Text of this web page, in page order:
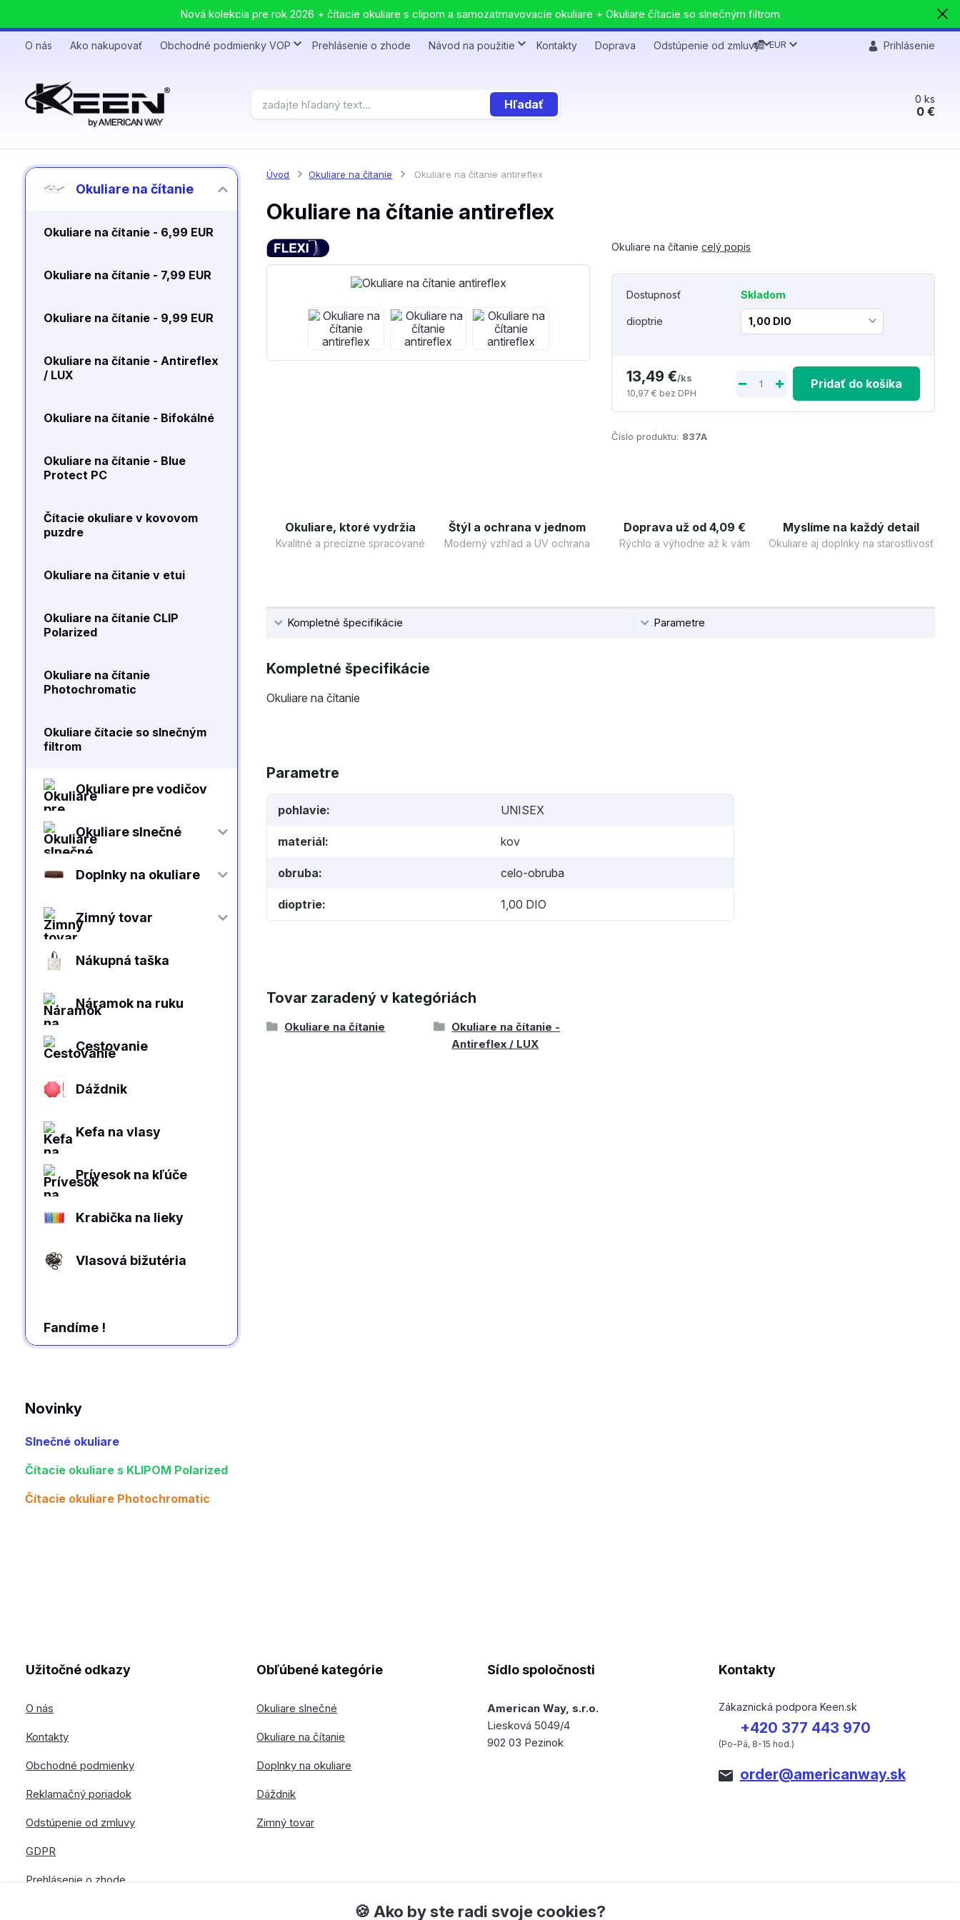
Nová kolekcia pre rok 2026 + čítacie okuliare s clipom a samozatmavovacie okuliare + Okuliare čítacie so slnečným filtrom
O nás Ako nakupovať Obchodné podmienky VOP Prehlásenie o zhode Návod na použitie Kontakty Doprava Odstúpenie od zmluvy EUR Prihlásenie
Hľadať 0 ks
0 €
Okuliare na čítanie
Okuliare na čítanie - 6,99 EUR
Okuliare na čítanie - 7,99 EUR
Okuliare na čítanie - 9,99 EUR
Okuliare na čítanie - Antireflex
/ LUX
Okuliare na čítanie - Bifokálné
Okuliare na čítanie - Blue
Protect PC
Čítacie okuliare v kovovom
puzdre
Okuliare na čitanie v etui
Okuliare na čítanie CLIP
Polarized
Okuliare na čítanie
Photochromatic
Okuliare čítacie so slnečným
filtrom
Okuliare pre vodičov
Okuliare slnečné
Doplnky na okuliare
Zimný tovar
Nákupná taška
Náramok na ruku
Cestovanie
Dáždnik
Kefa na vlasy
Prívesok na kľúče
Krabička na lieky
Vlasová bižutéria
Fandíme !
Novinky
Slnečné okuliare
Čítacie okuliare s KLIPOM Polarized
Čítacie okuliare Photochromatic
Úvod Okuliare na čítanie Okuliare na čítanie antireflex
Okuliare na čítanie antireflex
Okuliare na čítaniecelý popis
Dostupnosť Skladom
dioptrie
13,49 €/ks
10,97 € bez DPH
Pridať do košíka
Číslo produktu: 837A
Okuliare, ktoré vydržia
Kvalitné a precízne spracované
Štýl a ochrana v jednom
Moderný vzhľad a UV ochrana
Doprava už od 4,09 €
Rýchlo a výhodne až k vám
Myslíme na každý detail
Okuliare aj doplnky na starostlivosť
Kompletné špecifikácie Parametre
Kompletné špecifikácie
Okuliare na čítanie
Parametre
pohlavie UNISEX
materiál kov
obruba celo-obruba
dioptrie 1,00 DIO
Tovar zaradený v kategóriách
Okuliare na čítanie
Okuliare na čítanie -
Antireflex / LUX
Užitočné odkazy
O nás
Kontakty
Obchodné podmienky
Reklamačný poriadok
Odstúpenie od zmluvy
GDPR
Prehlásenie o zhode
Obľúbené kategórie
Okuliare slnečné
Okuliare na čítanie
Doplnky na okuliare
Dáždnik
Zimný tovar
Sídlo spoločnosti
American Way, s.r.o.
Liesková 5049/4
902 03 Pezinok
Kontakty
Zákaznická podpora Keen.sk
+420 377 443 970
(Po-Pá, 8-15 hod.)
order@americanway.sk
🍪 Ako by ste radi svoje cookies?